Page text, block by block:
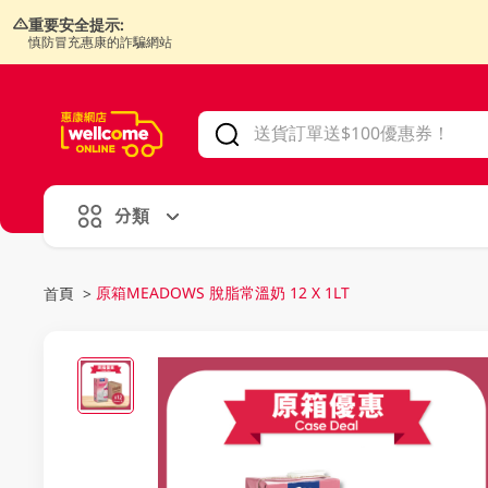
重要安全提示:
慎防冒充惠康的詐騙網站
分類
首頁 > 原箱MEADOWS 脫脂常溫奶 12 X 1LT